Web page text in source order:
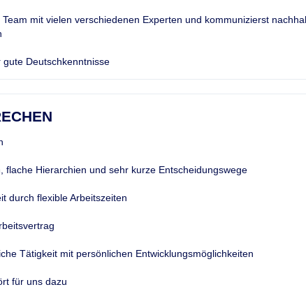
mit vielen verschiedenen Experten und kommunizierst
Deutschkenntnisse
Hierarchien und sehr kurze Entscheidungswege
flexible Arbeitszeiten
Tätigkeit mit persönlichen Entwicklungsmöglichkeiten
für uns dazu